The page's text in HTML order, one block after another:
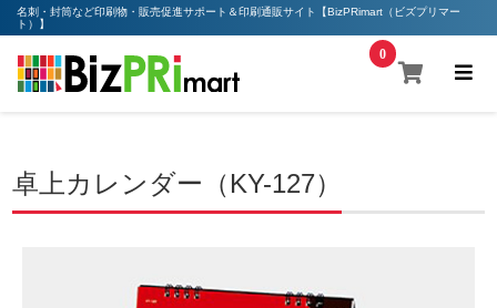
名刺・封筒など印刷物・販売促進サポート＆印刷通販サイト【BizPRimart（ビズプリマー
ト）】
0
卓上カレンダー（KY-127）